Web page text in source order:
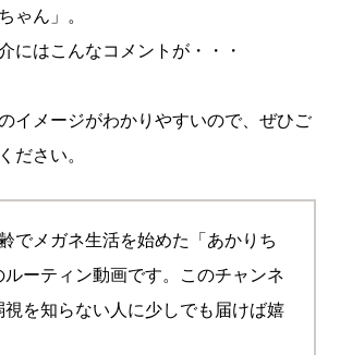
ゃん」。
にはこんなコメントが・・・
イメージがわかりやすいので、ぜひご
ださい。
でメガネ生活を始めた「あかりち
ルーティン動画です。このチャンネ
視を知らない人に少しでも届けば嬉